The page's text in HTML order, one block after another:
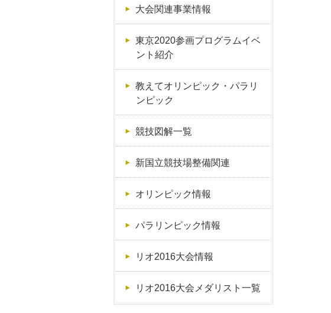
大会関連事業情報
東京2020参画プログラムイベ
ント紹介
教えてオリンピック・パラリ
ンピック
競技図解一覧
新国立競技場整備関連
オリンピック情報
パラリンピック情報
リオ2016大会情報
リオ2016大会メダリスト一覧